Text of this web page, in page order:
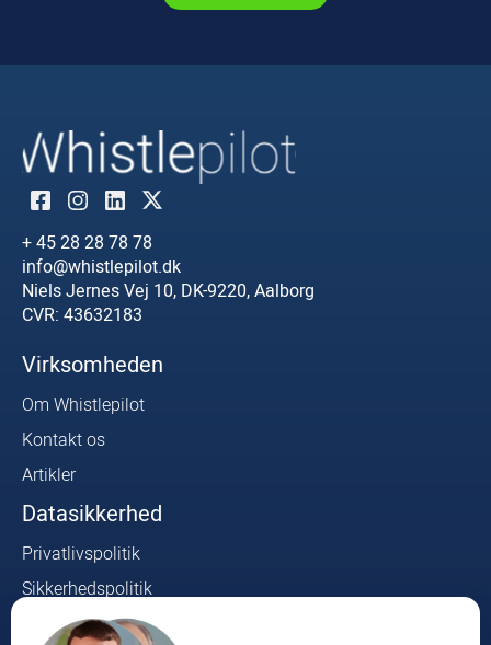
+ 45 28 28 78 78
info@whistlepilot.dk
Niels Jernes Vej 10, DK-9220, Aalborg
CVR: 43632183
Virksomheden
Om Whistlepilot
Kontakt os
Artikler
Datasikkerhed
Privatlivspolitik
Sikkerhedspolitik
Whistleblower Lovkrav